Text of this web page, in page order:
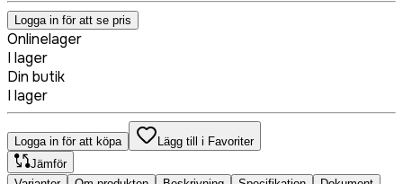
Logga in för att se pris
Onlinelager
I lager
Din butik
I lager
Logga in för att köpa
Lägg till i Favoriter
Jämför